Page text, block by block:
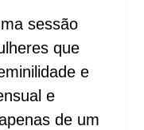
sessão
que
e
e
de um